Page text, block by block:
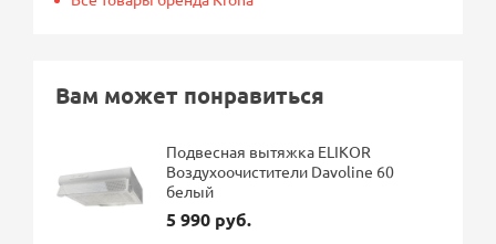
Вам может понравиться
Подвесная вытяжка ELIKOR
Воздухоочистители Davoline 60
белый
5 990 руб.